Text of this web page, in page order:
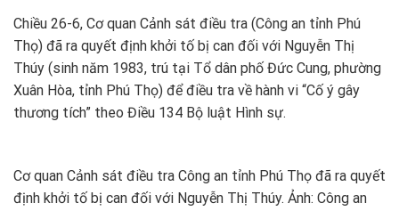
Chiều 26-6, Cơ quan Cảnh sát điều tra (Công an tỉnh Phú
Thọ) đã ra quyết định khởi tố bị can đối với Nguyễn Thị
Thúy (sinh năm 1983, trú tại Tổ dân phố Đức Cung, phường
Xuân Hòa, tỉnh Phú Thọ) để điều tra về hành vi “Cố ý gây
thương tích” theo Điều 134 Bộ luật Hình sự.
Cơ quan Cảnh sát điều tra Công an tỉnh Phú Thọ đã ra quyết
định khởi tố bị can đối với Nguyễn Thị Thúy. Ảnh: Công an